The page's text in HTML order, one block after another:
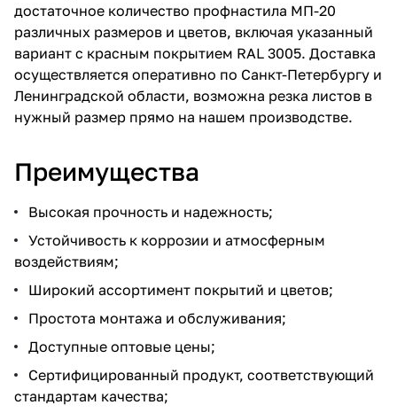
достаточное количество профнастила МП-20
различных размеров и цветов, включая указанный
вариант с красным покрытием RAL 3005. Доставка
осуществляется оперативно по Санкт-Петербургу и
Ленинградской области, возможна резка листов в
нужный размер прямо на нашем производстве.
Преимущества
Высокая прочность и надежность;
Устойчивость к коррозии и атмосферным
воздействиям;
Широкий ассортимент покрытий и цветов;
Простота монтажа и обслуживания;
Доступные оптовые цены;
Сертифицированный продукт, соответствующий
стандартам качества;